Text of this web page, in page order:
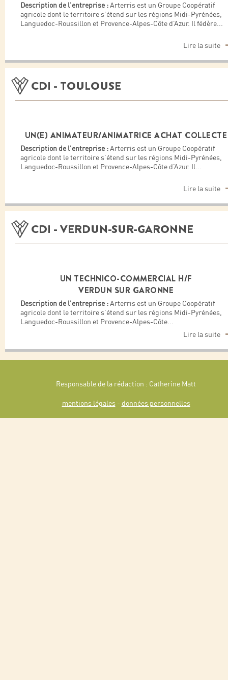
Description de l'entreprise :Arterris est un Groupe Coopératif
agricole dont le territoire s’étend sur les régions Midi-Pyrénées,
Languedoc-Roussillon et Provence-Alpes-Côte d’Azur. Il fédère...
Lire la suite
CDI - TOULOUSE
UN(E) ANIMATEUR/ANIMATRICE ACHAT COLLECTE
Description de l'entreprise :Arterris est un Groupe Coopératif
agricole dont le territoire s’étend sur les régions Midi-Pyrénées,
Languedoc-Roussillon et Provence-Alpes-Côte d’Azur. Il...
Lire la suite
CDI - VERDUN-SUR-GARONNE
UN TECHNICO-COMMERCIAL H/F
VERDUN SUR GARONNE
Description de l'entreprise :Arterris est un Groupe Coopératif
agricole dont le territoire s’étend sur les régions Midi-Pyrénées,
Languedoc-Roussillon et Provence-Alpes-Côte...
Lire la suite
Responsable de la rédaction : Catherine Matt
mentions légales - données personnelles